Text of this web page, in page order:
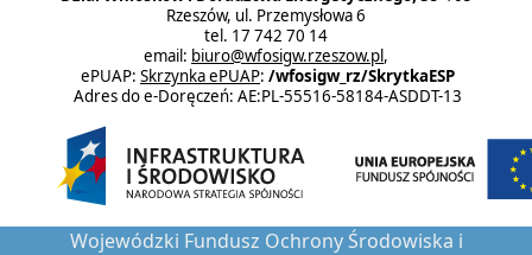
Rzeszów, ul. Przemysłowa 6
tel. 17 742 70 14
email: biuro@wfosigw.rzeszow.pl,
ePUAP: Skrzynka ePUAP: /wfosigw_rz/SkrytkaESP
Adres do e-Doręczeń: AE:PL-55516-58184-ASDDT-13
Wojewódzki Fundusz Ochrony Środowiska i